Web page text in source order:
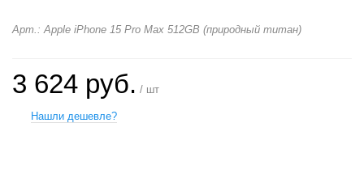
Арт.: Apple iPhone 15 Pro Max 512GB (природный титан)
3 624 руб. / шт
Нашли дешевле?